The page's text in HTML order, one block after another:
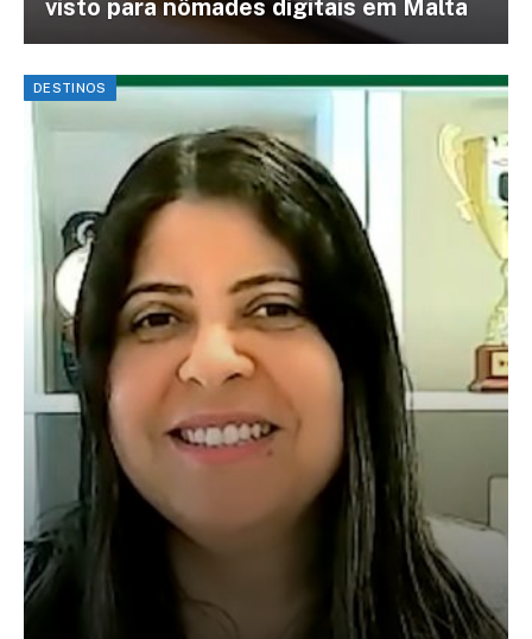
visto para nômades digitais em Malta
DESTINOS